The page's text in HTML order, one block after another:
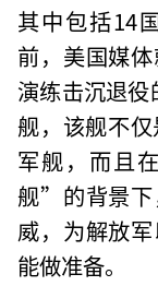
其中包括14
前，美国媒
演练击沉退
舰，该舰不
军舰，而且
舰”的背景下
威，为解放
能做准备。